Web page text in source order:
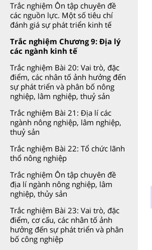
Trắc nghiệm Ôn tập chuyên đề
các nguồn lực. Một số tiêu chí
đánh giá sự phát triển kinh tế
Trắc nghiệm Chương 9: Địa lý
các ngành kinh tế
Trắc nghiệm Bài 20: Vai trò, đặc
điểm, các nhân tố ảnh hưởng đến
sự phát triển và phân bố nông
nghiệp, lâm nghiệp, thuỷ sản
Trắc nghiệm Bài 21: Địa lí các
ngành nông nghiệp, lâm nghiệp,
thuỷ sản
Trắc nghiệm Bài 22: Tổ chức lãnh
thổ nông nghiệp
Trắc nghiệm Ôn tập chuyên đề
địa lí ngành nông nghiệp, lâm
nghiệp, thủy sản
Trắc nghiệm Bài 23: Vai trò, đặc
điểm, cơ cấu, các nhân tố ảnh
hưởng đến sự phát triển và phân
bố công nghiệp